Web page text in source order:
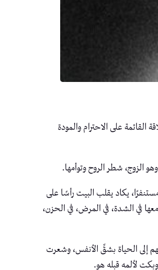
القائمة على الاحترام والمودة
الزوج، شطر الروح وتوأمها.
يكاد يقلب البيت رأسًا على
في الشدة، في المرض، في الحزن،
إلى الحياة بشقِّ الأنفس، وشعرت
لألمه قبله هو.